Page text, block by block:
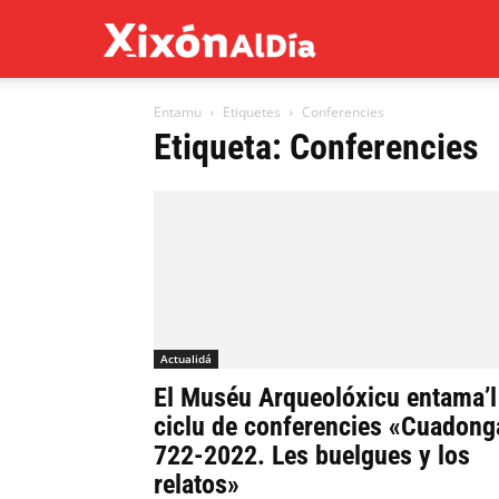
al
Entamu Etiquetes Conferencies
Etiqueta: Conferencies
Actualidá
El Muséu Arqueolóxicu entama’l
ciclu de conferencies
722-2022. Les buelgues y los
relatos»